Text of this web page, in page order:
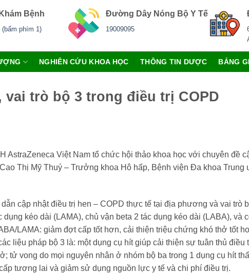
Bệnh
(bấm phím 1)
Đường Dây Nóng Bộ Y Tế
19009095
NGHIÊN CỨU KHOA HỌC THÔNG TIN DƯỢC BẢNG
trò bộ 3 trong điều trị COPD
Việt Nam tổ chức hội thảo khoa học với chuyên đề
Thị Mỹ Thuý – Trưởng khoa Hô hấp, Bệnh viện Đa khoa Trung
cập nhật điều trị hen – COPD thực tế tại địa phương và vai trò
kéo dài (LAMA), chủ vận beta 2 tác dụng kéo dài (LABA), và
LAMA: giảm đợt cấp tốt hơn, cải thiện triệu chứng khó thở tốt
liệu pháp bộ 3 là: một dụng cụ hít giúp cải thiện sự tuân thủ điều
tử vong do mọi nguyên nhân ở nhóm bộ ba trong 1 dụng cụ hít
tương lai và giảm sử dụng nguồn lực y tế và chi phí điều trị.